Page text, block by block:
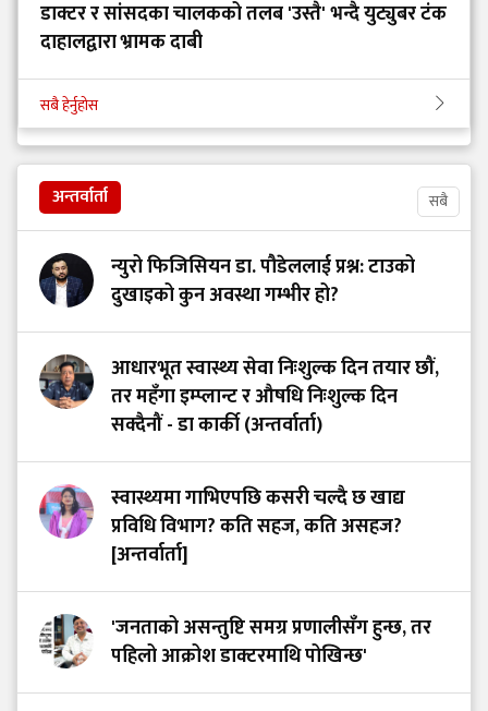
डाक्टर र सांसदका चालकको तलब 'उस्तै' भन्दै युट्युबर टंक
दाहालद्वारा भ्रामक दाबी
सबै हेर्नुहोस
अन्तर्वार्ता सबै
न्युरो फिजिसियन डा. पौडेललाई प्रश्न: टाउको
दुखाइको कुन अवस्था गम्भीर हो?
आधारभूत स्वास्थ्य सेवा निःशुल्क दिन तयार छौं,
तर महँगा इम्प्लान्ट र औषधि निःशुल्क दिन
सक्दैनौं - डा कार्की (अन्तर्वार्ता)
स्वास्थ्यमा गाभिएपछि कसरी चल्दै छ खाद्य
प्रविधि विभाग? कति सहज, कति असहज?
[अन्तर्वार्ता]
'जनताको असन्तुष्टि समग्र प्रणालीसँग हुन्छ, तर
पहिलो आक्रोश डाक्टरमाथि पोखिन्छ'